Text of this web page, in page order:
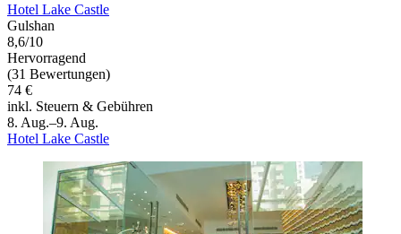
Hotel Lake Castle
Gulshan
8,6/10
Hervorragend
(31 Bewertungen)
74 €
inkl. Steuern & Gebühren
8. Aug.–9. Aug.
Hotel Lake Castle